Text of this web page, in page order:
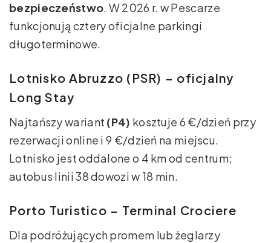
bezpieczeństwo. W 2026 r. w Pescarze
funkcjonują cztery oficjalne parkingi
długoterminowe.
Lotnisko Abruzzo (PSR) – oficjalny
Long Stay
Najtańszy wariant (P4) kosztuje 6 €/dzień przy
rezerwacji online i 9 €/dzień na miejscu.
Lotnisko jest oddalone o 4 km od centrum;
autobus linii 38 dowozi w 18 min.
Porto Turistico – Terminal Crociere
Dla podróżujących promem lub żeglarzy